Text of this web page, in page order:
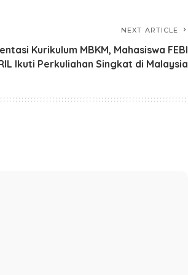
NEXT ARTICLE
Kurikulum MBKM, Mahasiswa FEBI
Ikuti Perkuliahan Singkat di Malaysia